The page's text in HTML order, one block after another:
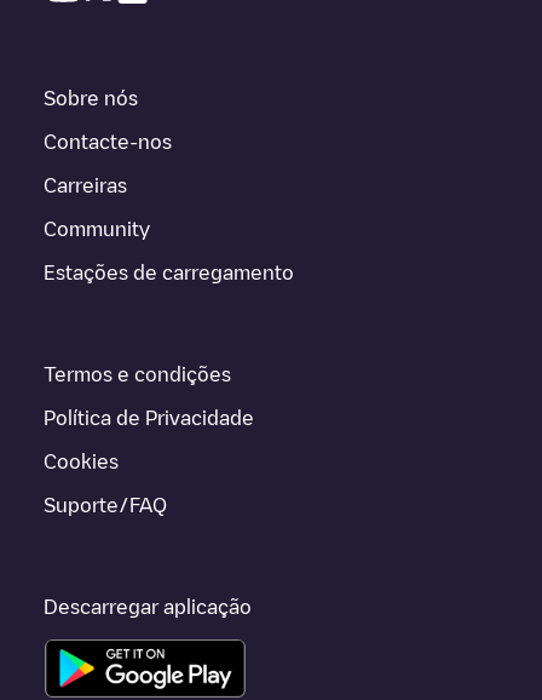
Sobre nós
Contacte-nos
Carreiras
Community
Estações de carregamento
Termos e condições
Política de Privacidade
Cookies
Suporte/FAQ
Descarregar aplicação